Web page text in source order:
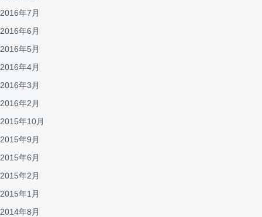
2016年7月
2016年6月
2016年5月
2016年4月
2016年3月
2016年2月
2015年10月
2015年9月
2015年6月
2015年2月
2015年1月
2014年8月